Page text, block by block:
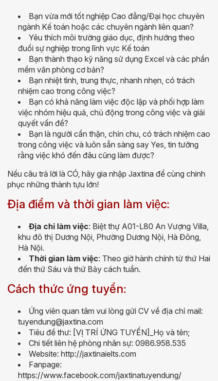
Bạn vừa mới tốt nghiệp Cao đẳng/Đại học chuyên
ngành Kế toán hoặc các chuyên ngành liên quan?
Yêu thích môi trường giáo dục, định hướng theo
đuổi sự nghiệp trong lĩnh vực Kế toán
Bạn thành thạo kỹ năng sử dụng Excel và các phần
mềm văn phòng cơ bản?
Bạn nhiệt tình, trung thực, nhanh nhẹn, có trách
nhiệm cao trong công việc?
Bạn có khả năng làm việc độc lập và phối hợp làm
việc nhóm hiệu quả, chủ động trong công việc và giải
quyết vấn đề?
Bạn là người cẩn thận, chỉn chu, có trách nhiệm cao
trong công việc và luôn sẵn sàng say Yes, tin tưởng
rằng việc khó đến đâu cũng làm được?
Nếu câu trả lời là CÓ, hãy gia nhập Jaxtina để cùng chinh
phục những thành tựu lớn!
Địa điểm và thời gian làm việc:
Địa chỉ làm việc: Biệt thự A01-L80 An Vượng Villa,
khu đô thị Dương Nội, Phường Dương Nội, Hà Đông,
Hà Nội.
Thời gian làm việc: Theo giờ hành chính từ thứ Hai
đến thứ Sáu và thứ Bảy cách tuần.
Cách thức ứng tuyển:
Ứng viên quan tâm vui lòng gửi CV về địa chỉ mail:
tuyendung@jaxtina.com
Tiêu đề thư: [VỊ TRÍ ỨNG TUYỂN]_Họ và tên;
Chi tiết liên hệ phòng nhân sự: 0986.958.535
Website: http://jaxtinaielts.com
Fanpage:
https://www.facebook.com/jaxtinatuyendung/